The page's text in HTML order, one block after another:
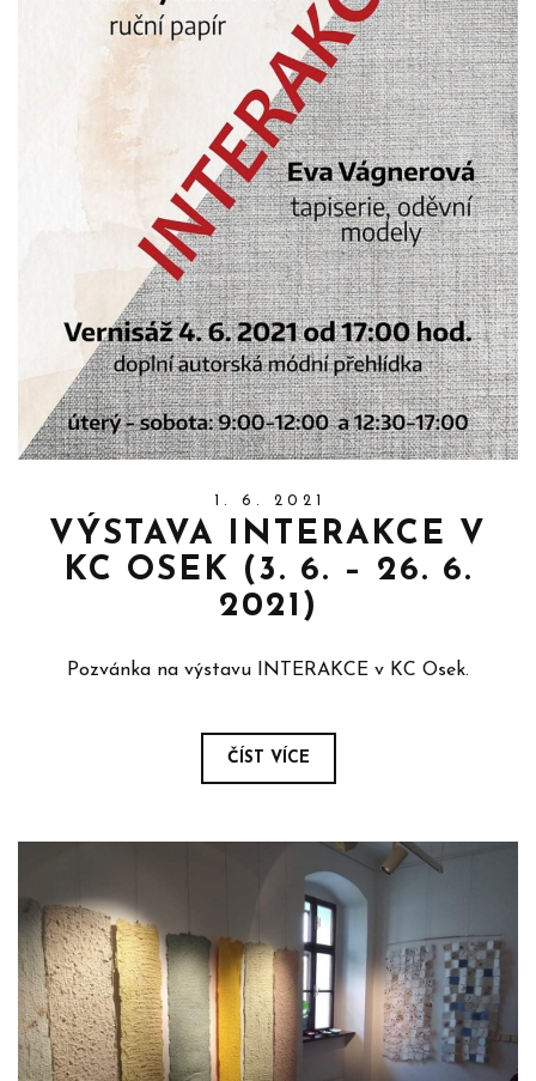
1. 6. 2021
VÝSTAVA INTERAKCE V
KC OSEK (3. 6. – 26. 6.
2021)
Pozvánka na výstavu INTERAKCE v KC Osek.
ČÍST VÍCE